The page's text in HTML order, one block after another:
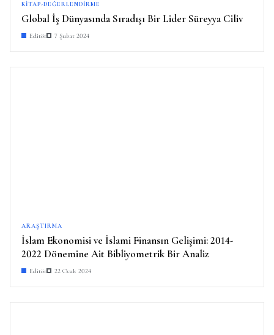
KITAP-DEĞERLENDIRME
Global İş Dünyasında Sıradışı Bir Lider Süreyya Ciliv
Editör 7 Şubat 2024
ARAŞTIRMA
İslam Ekonomisi ve İslami Finansın Gelişimi: 2014-
2022 Dönemine Ait Bibliyometrik Bir Analiz
Editör 22 Ocak 2024